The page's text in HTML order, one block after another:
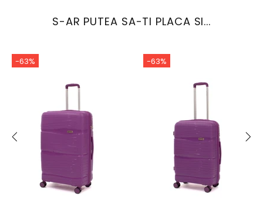
S-AR PUTEA SA-TI PLACA SI...
-63% -63%